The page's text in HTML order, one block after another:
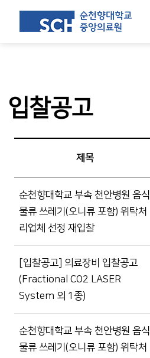
입찰공고
제목
순천향대학교 부속 천안병원 음식
물류 쓰레기(오니류 포함) 위탁처
리업체 선정 재입찰
[입찰공고] 의료장비 입찰공고
(Fractional CO2 LASER
System 외 1종)
순천향대학교 부속 천안병원 음식
물류 쓰레기(오니류 포함) 위탁처